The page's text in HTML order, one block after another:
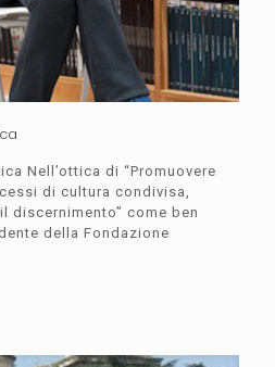
Nell’ottica di “Promuovere
di cultura condivisa,
discernimento” come ben
della Fondazione